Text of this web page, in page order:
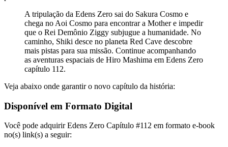
A tripulação da Edens Zero sai do Sakura Cosmo e
chega no Aoi Cosmo para encontrar a Mother e impedir
que o Rei Demônio Ziggy subjugue a humanidade. No
caminho, Shiki desce no planeta Red Cave descobre
mais pistas para sua missão. Continue acompanhando
as aventuras espaciais de Hiro Mashima em Edens Zero
capítulo 112.
Veja abaixo onde garantir o novo capítulo da história:
Disponível em Formato Digital
Você pode adquirir Edens Zero Capítulo #112 em formato e-book
no(s) link(s) a seguir: